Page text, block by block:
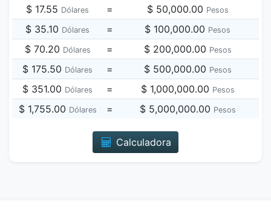
$ 17.55 Dólares = $ 50,000.00 Pesos
$ 35.10 Dólares = $ 100,000.00 Pesos
$ 70.20 Dólares = $ 200,000.00 Pesos
$ 175.50 Dólares = $ 500,000.00 Pesos
$ 351.00 Dólares = $ 1,000,000.00 Pesos
$ 1,755.00 Dólares = $ 5,000,000.00 Pesos
Calculadora